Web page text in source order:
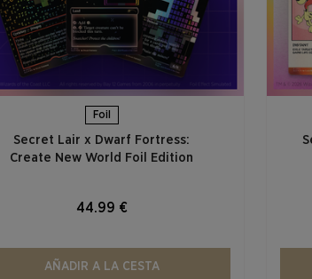
Foil
Secret Lair x Dwarf Fortress:
Create New World Foil Edition
44.99 €
AÑADIR A LA CESTA